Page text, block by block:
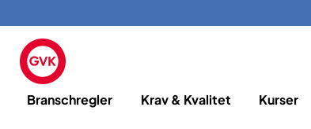
Branschregler Krav & Kvalitet Kurser